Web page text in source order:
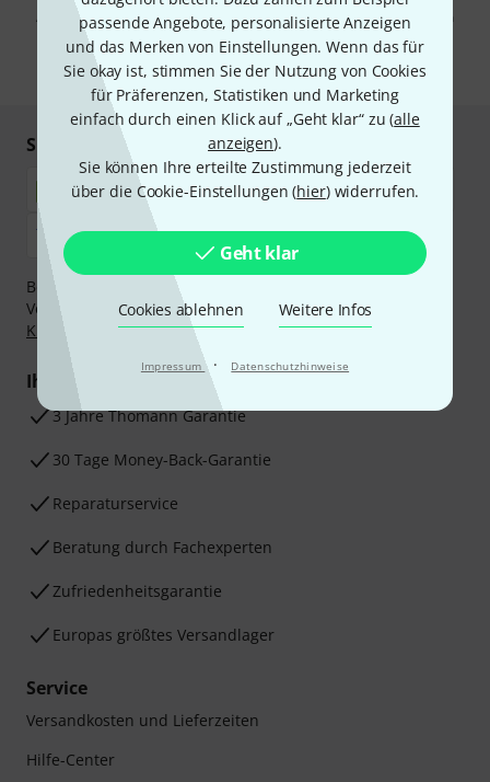
passende Angebote, personalisierte Anzeigen
und das Merken von Einstellungen. Wenn das für
Sie okay ist, stimmen Sie der Nutzung von Cookies
für Präferenzen, Statistiken und Marketing
einfach durch einen Klick auf „Geht klar“ zu (alle
anzeigen).
Sie können Ihre erteilte Zustimmung jederzeit
über die Cookie-Einstellungen (hier) widerrufen.
Geht klar
Cookies ablehnen Weitere Infos
Impressum · Datenschutzhinweise
Abmeldung ist jederzeit möglich. Weitere Informationen finden Sie in
unseren Datenschutzhinweisen
* Pflichtfeld
Sicher einkaufen & bezahlen
Bezahlen Sie vertraulich und sicher per Nachnahme,
Vorkasse, PayPal, Amazon Pay,
Klarna Sofort bezahlen
Klarna Ratenzahlungoder Kreditkarte.
Ihre Vorteile
3 Jahre Thomann Garantie
30 Tage Money-Back-Garantie
Reparaturservice
Beratung durch Fachexperten
Zufriedenheitsgarantie
Europas größtes Versandlager
Service
Versandkosten und Lieferzeiten
Hilfe-Center